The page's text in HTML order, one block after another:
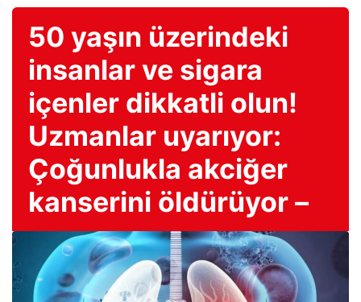
50 yaşın üzerindeki
insanlar ve sigara
içenler dikkatli olun!
Uzmanlar uyarıyor:
Çoğunlukla akciğer
kanserini öldürüyor –